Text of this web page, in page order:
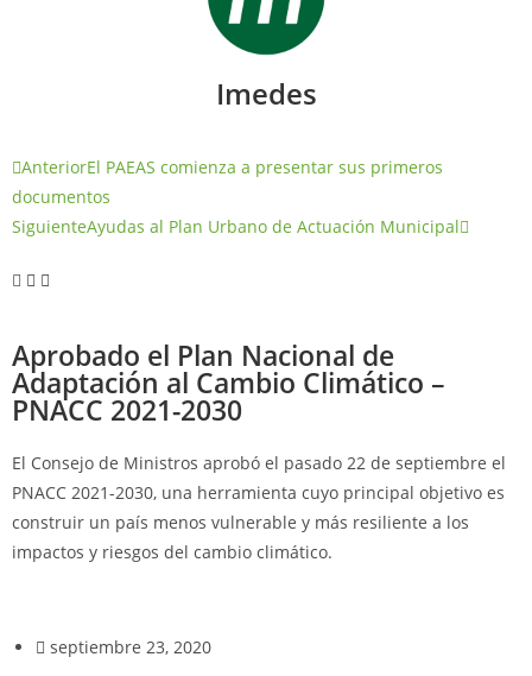
Imedes
AnteriorEl PAEAS comienza a presentar sus primeros
documentos
SiguienteAyudas al Plan Urbano de Actuación Municipal
Aprobado el Plan Nacional de
Adaptación al Cambio Climático –
PNACC 2021-2030
El Consejo de Ministros aprobó el pasado 22 de septiembre el
PNACC 2021-2030, una herramienta cuyo principal objetivo es
construir un país menos vulnerable y más resiliente a los
impactos y riesgos del cambio climático.
septiembre 23, 2020